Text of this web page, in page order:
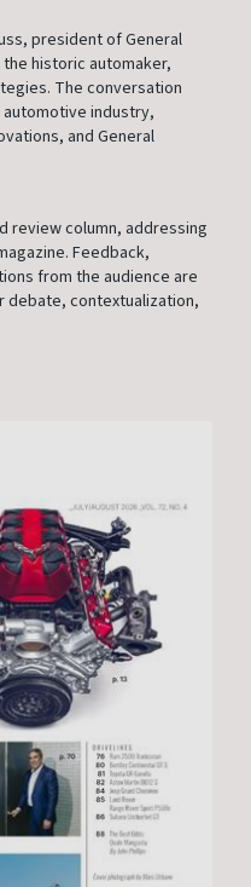
president of General
historic automaker,
The conversation
industry,
and General
review column, addressing
Feedback,
from the audience are
debate, contextualization,